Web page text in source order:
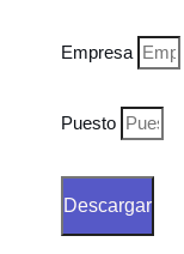
Empresa
Puesto
Descargar